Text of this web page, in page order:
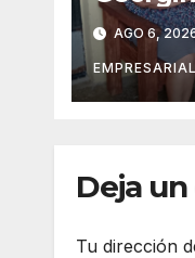
adultos
con la
AGO 6,
Deja
Tu dirección